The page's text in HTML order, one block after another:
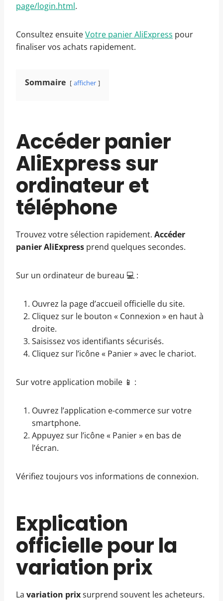
page/login.html.
Consultez ensuiteVotre panier AliExpress pour
finaliser vos achats rapidement.
Sommaire afficher
Accéder panier
AliExpress sur
ordinateur et
téléphone
Trouvez votre sélection rapidement. Accéder
panier AliExpress prend quelques secondes.
Sur un ordinateur de bureau 💻 :
Ouvrez la page d’accueil officielle du site.
Cliquez sur le bouton « Connexion » en haut à
droite.
Saisissez vos identifiants sécurisés.
Cliquez sur l’icône « Panier » avec le chariot.
Sur votre application mobile 📱 :
Ouvrez l’application e-commerce sur votre
smartphone.
Appuyez sur l’icône « Panier » en bas de
l’écran.
Vérifiez toujours vos informations de connexion.
Explication
officielle pour la
variation prix
La variation prixsurprend souvent les acheteurs.